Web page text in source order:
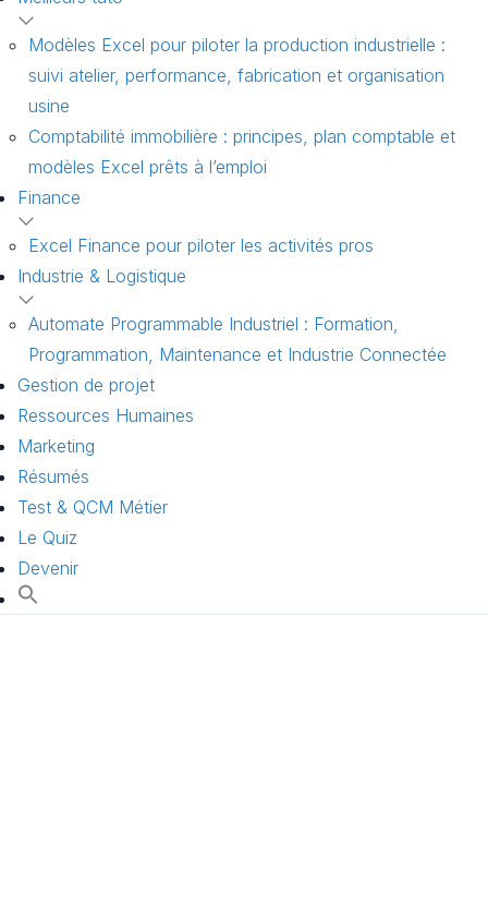
Modèles Excel pour piloter la production industrielle :
suivi atelier, performance, fabrication et organisation
usine
Comptabilité immobilière : principes, plan comptable et
modèles Excel prêts à l’emploi
Finance
Excel Finance pour piloter les activités pros
Industrie & Logistique
Automate Programmable Industriel : Formation,
Programmation, Maintenance et Industrie Connectée
Gestion de projet
Ressources Humaines
Marketing
Résumés
Test & QCM Métier
Le Quiz
Devenir